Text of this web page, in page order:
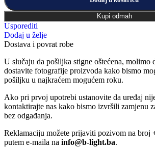
Kupi odmah
Usporediti
Dodaj u želje
Dostava i povrat robe
U slučaju da pošiljka stigne oštećena, molimo
dostavite fotografije proizvoda kako bismo
pošiljku u najkraćem mogućem roku.
Ako pri prvoj upotrebi ustanovite da uređaj
kontaktirajte nas kako bismo izvršili zamjenu
bez odgađanja.
Reklamaciju možete prijaviti pozivom na broj
putem e-maila na info@b-light.ba.